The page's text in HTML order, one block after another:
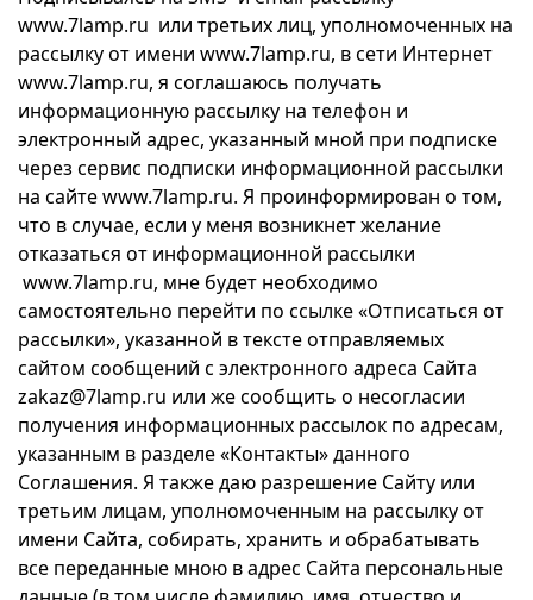
www.7lamp.ru или третьих лиц, уполномоченных на
рассылку от имени www.7lamp.ru, в сети Интернет
www.7lamp.ru, я соглашаюсь получать
информационную рассылку на телефон и
электронный адрес, указанный мной при подписке
через сервис подписки информационной рассылки
на сайте www.7lamp.ru. Я проинформирован о том,
что в случае, если у меня возникнет желание
отказаться от информационной рассылки
www.7lamp.ru, мне будет необходимо
самостоятельно перейти по ссылке «Отписаться от
рассылки», указанной в тексте отправляемых
сайтом сообщений с электронного адреса Сайта
zakaz@7lamp.ru или же сообщить о несогласии
получения информационных рассылок по адресам,
указанным в разделе «Контакты» данного
Соглашения. Я также даю разрешение Сайту или
третьим лицам, уполномоченным на рассылку от
имени Сайта, собирать, хранить и обрабатывать
все переданные мною в адрес Сайта персональные